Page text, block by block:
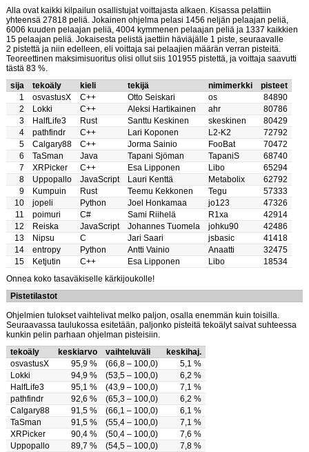
Alla ovat kaikki kilpailun osallistujat voittajasta alkaen. Kisassa pelattiin
yhteensä 27818 peliä. Jokainen ohjelma pelasi 1456 neljän pelaajan peliä,
6006 kuuden pelaajan peliä, 4004 kymmenen pelaajan peliä ja 1337 kaikkien
15 pelaajan peliä. Jokaisesta pelistä jaettiin häviäjälle 1 piste, seuraavalle
2 pistettä ja niin edelleen, eli voittaja sai pelaajien määrän verran pisteitä.
Teoreettinen maksimisuoritus olisi ollut siis 101955 pistettä, ja voittaja saavutti
tästä 83 %.
sija
tekoäly kieli tekijä nimimerkki
pisteet
1
osvastusX C++ Otto Seiskari os
84890
2
Lokki C++ Aleksi Hartikainen ahr
80786
3
HalfLife3 Rust Santtu Keskinen skeskinen
80429
4
pathfindr C++ Lari Koponen L2-K2
72792
5
Calgary88 C++ Jorma Sainio FooBat
70472
6
TaSman Java Tapani Sjöman TapaniS
68740
7
XRPicker C++ Esa Lipponen Libo
65294
8
Uppopallo JavaScript Lauri Kenttä Metabolix
62792
9
Kumpuin Rust Teemu Kekkonen Tegu
57333
10
jopeli Python Joel Honkamaa jo123
47326
11
poimuri C# Sami Riihelä R1xa
42914
12
Reiska JavaScript Johannes Tuomela johku90
42486
13
Nipsu C Jari Saari jsbasic
41418
14
entropy Python Antti Vainio Anaatti
32475
15
Ketjutin C++ Esa Lipponen Libo
18534
Onnea koko tasaväkiselle kärkijoukolle!
Pistetilastot
Ohjelmien tulokset vaihtelivat melko paljon, osalla enemmän kuin toisilla.
Seuraavassa taulukossa esitetään, paljonko pisteitä tekoälyt saivat suhteessa
kunkin pelin parhaan ohjelman pisteisiin.
tekoäly
keskiarvo vaihteluväli
keskihaj.
osvastusX
95,9 % (66,8 – 100,0)
5,1 %
Lokki
94,9 % (53,5 – 100,0)
6,2 %
HalfLife3
95,1 % (43,9 – 100,0)
7,1 %
pathfindr
92,6 % (65,3 – 100,0)
6,2 %
Calgary88
91,5 % (66,1 – 100,0)
6,1 %
TaSman
91,5 % (55,4 – 100,0)
7,1 %
XRPicker
90,4 % (50,4 – 100,0)
7,6 %
Uppopallo
89,7 % (54,5 – 100,0)
7,8 %